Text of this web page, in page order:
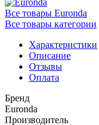
Все товары Euronda
Все товары категории
Характеристики
Описание
Отзывы
Оплата
Бренд
Euronda
Производитель